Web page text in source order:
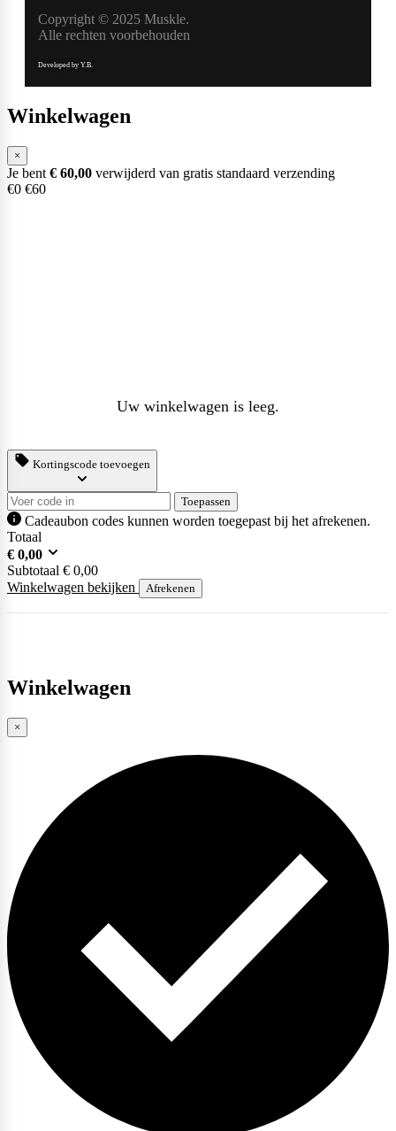
Copyright © 2025 Muskle.
Alle rechten voorbehouden
Developed by Y.B.
Winkelwagen
×
Je bent € 60,00 verwijderd van gratis standaard verzending
€0 €60
Uw winkelwagen is leeg.
Kortingscode toevoegen
Toepassen
Cadeaubon codes kunnen worden toegepast bij het afrekenen.
Totaal
€ 0,00
Subtotaal € 0,00
Winkelwagen bekijken
Afrekenen
Winkelwagen
×